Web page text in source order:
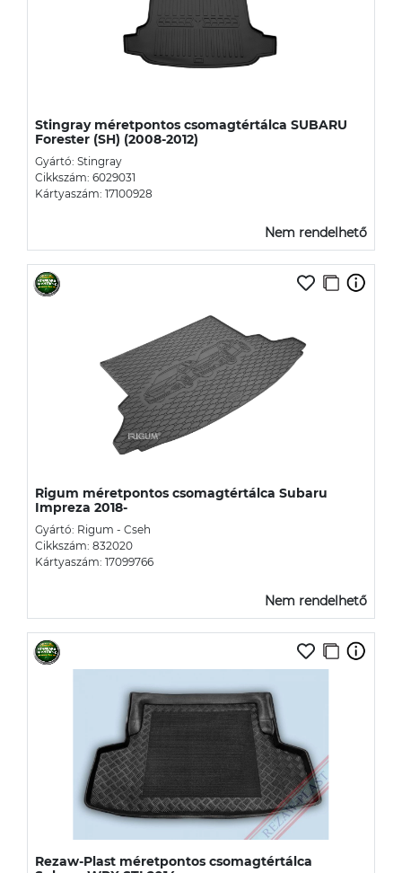
Stingray méretpontos csomagtértálca SUBARU
Forester (SH) (2008-2012)
Gyártó: Stingray
Cikkszám: 6029031
Kártyaszám: 17100928
Nem rendelhető
Rigum méretpontos csomagtértálca Subaru
Impreza 2018-
Gyártó: Rigum - Cseh
Cikkszám: 832020
Kártyaszám: 17099766
Nem rendelhető
Rezaw-Plast méretpontos csomagtértálca